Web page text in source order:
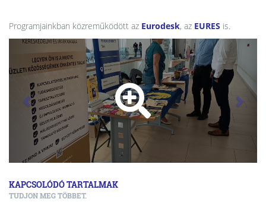
Programjainkban közreműködött az Eurodesk, az EURES is.
KAPCSOLÓDÓ TARTALMAK
TUDJON MEG TÖBBET.